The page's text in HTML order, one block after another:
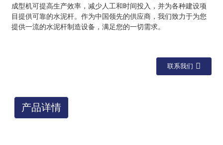
成型机可提高生产效率，减少人工和时间投入，并为各种建设项
目提供可靠的水泥杆。作为中国领先的供应商，我们致力于为您
提供一流的水泥杆制造设备，满足您的一切需求。
联系我们
产品详情